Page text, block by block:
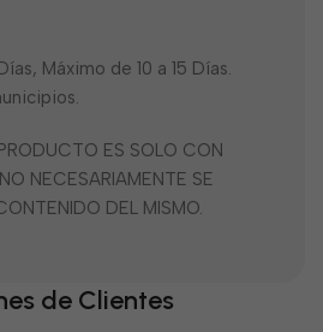
Máximo de 10 a 15 Días.
ES SOLO CON
NECESARIAMENTE SE
DEL MISMO.
de Clientes